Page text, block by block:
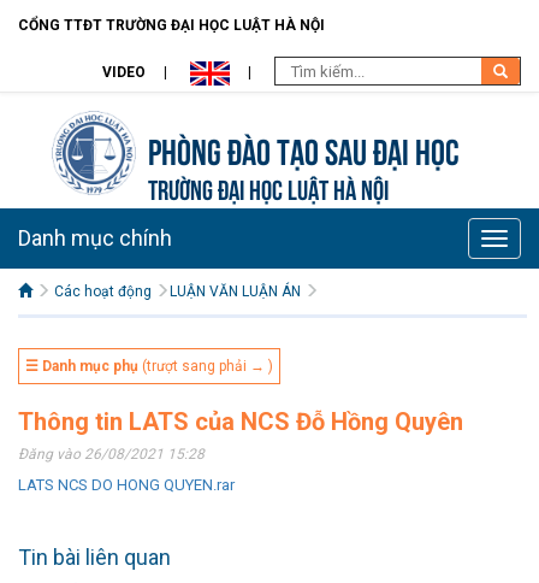
CỔNG TTĐT TRƯỜNG ĐẠI HỌC LUẬT HÀ NỘI
VIDEO
Phòng Đào tạo Sau đại học
TRƯỜNG ĐẠI HỌC LUẬT HÀ NỘI
Toggle
Danh mục chính
Các hoạt động LUẬN VĂN LUẬN ÁN
☰ Danh mục phụ (trượt sang phải → )
Thông tin LATS của NCS Đỗ Hồng Quyên
Đăng vào 26/08/2021 15:28
LATS NCS DO HONG QUYEN.rar
Tin bài liên quan